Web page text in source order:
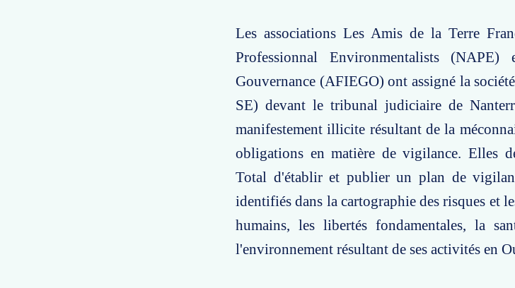
Les associations Les Amis de la Terre
Professionnal Environmentalists
Gouvernance (AFIEGO) ont assigné la
SE) devant le tribunal judiciaire de
manifestement illicite résultant de la
obligations en matière de vigilance. Elles
Total d'établir et publier un plan de
identifiés dans la cartographie des risques et
humains, les libertés fondamentales, la
l'environnement résultant de ses activités en